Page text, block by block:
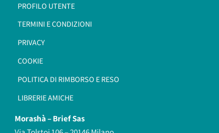
PROFILO UTENTE
TERMINI E CONDIZIONI
PRIVACY
COOKIE
POLITICA DI RIMBORSO E RESO
LIBRERIE AMICHE
Morashà –Brief Sas